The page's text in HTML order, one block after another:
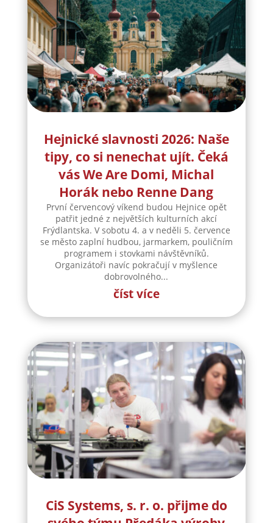
číst více
Hejnické slavnosti 2026: Naše
tipy, co si nenechat ujít. Čeká
vás We Are Domi, Michal
Horák nebo Renne Dang
První červencový víkend budou Hejnice opět
patřit jedné z největších kulturních akcí
se město zaplní hudbou, jarmarkem, pouličním
Organizátoři navíc pokračují v myšlence
dobrovolného...
číst více